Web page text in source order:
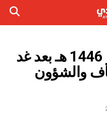
فاتح شهر ربيع الآخر 1446 هـ بعد غد
والشؤون